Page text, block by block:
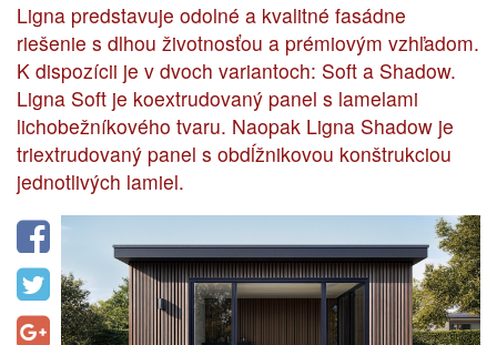
Ligna predstavuje odolné a kvalitné fasádne
riešenie s dlhou životnosťou a prémiovým vzhľadom.
K dispozícii je v dvoch variantoch: Soft a Shadow.
Ligna Soft je koextrudovaný panel s lamelami
lichobežníkového tvaru. Naopak Ligna Shadow je
triextrudovaný panel s obdĺžnikovou konštrukciou
jednotlivých lamiel.